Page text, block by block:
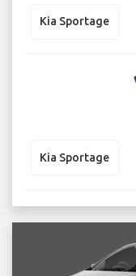
Kia Sportage
Kia Sportage